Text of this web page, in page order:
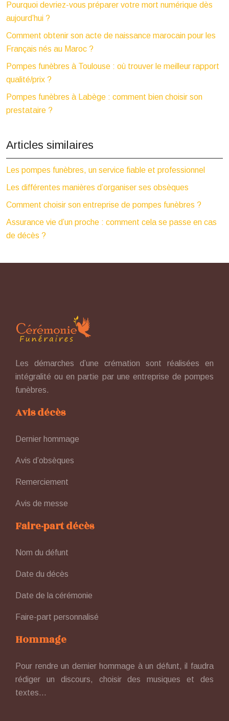
Pourquoi devriez-vous préparer votre mort numérique dès
aujourd’hui ?
Comment obtenir son acte de naissance marocain pour les
Français nés au Maroc ?
Pompes funèbres à Toulouse : où trouver le meilleur rapport
qualité/prix ?
Pompes funèbres à Labège : comment bien choisir son
prestataire ?
Articles similaires
Les pompes funèbres, un service fiable et professionnel
Les différentes manières d’organiser ses obsèques
Comment choisir son entreprise de pompes funèbres ?
Assurance vie d’un proche : comment cela se passe en cas
de décès ?
Les démarches d’une crémation sont réalisées en
intégralité ou en partie par une entreprise de pompes
funèbres.
Avis décès
Dernier hommage
Avis d’obsèques
Remerciement
Avis de messe
Faire-part décès
Nom du défunt
Date du décès
Date de la cérémonie
Faire-part personnalisé
Hommage
Pour rendre un dernier hommage à un défunt, il faudra
rédiger un discours, choisir des musiques et des
textes…